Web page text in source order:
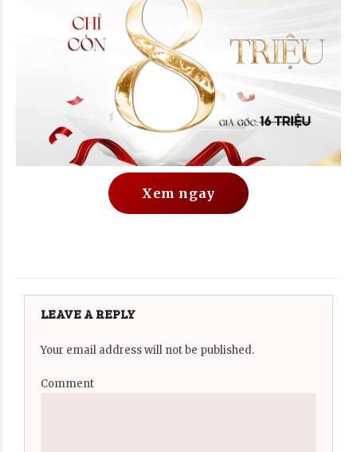
Xem ngay
LEAVE A REPLY
Your email address will not be published.
Comment